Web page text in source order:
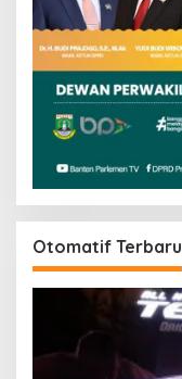
Otomatif Terbaru